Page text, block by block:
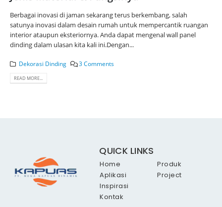
Berbagai inovasi di jaman sekarang terus berkembang, salah
satunya inovasi dalam desain rumah untuk mempercantik ruangan
interior ataupun eksteriornya. Anda dapat mengenal wall panel
dinding dalam ulasan kita kali ini.Dengan...
Dekorasi Dinding 3 Comments
READ MORE...
QUICK LINKS
Home
Aplikasi
Produk
Project
Inspirasi
Kontak